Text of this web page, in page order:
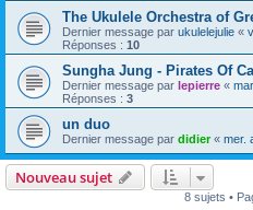
The Ukulele Orchestra of
Dernier message par ukulelejulie «
Réponses : 10
Sungha Jung - Pirates Of
Dernier message par lepierre «
Réponses : 3
un duo
Dernier message par didier« mer.
Nouveau sujet
8 sujets •